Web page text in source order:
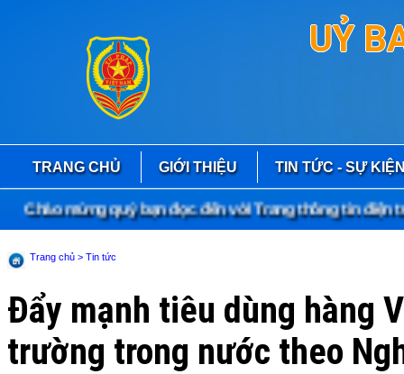
UỶ
TRANG CHỦ GIỚI THIỆU TIN TỨC - SỰ
mừng quý bạn đọc đến với Trang thông tin điện tử
Trang chủ > Tin tức
Đẩy mạnh tiêu dùng hàng
trường trong nước theo